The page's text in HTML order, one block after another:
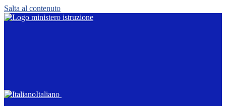
Salta al contenuto
Italiano